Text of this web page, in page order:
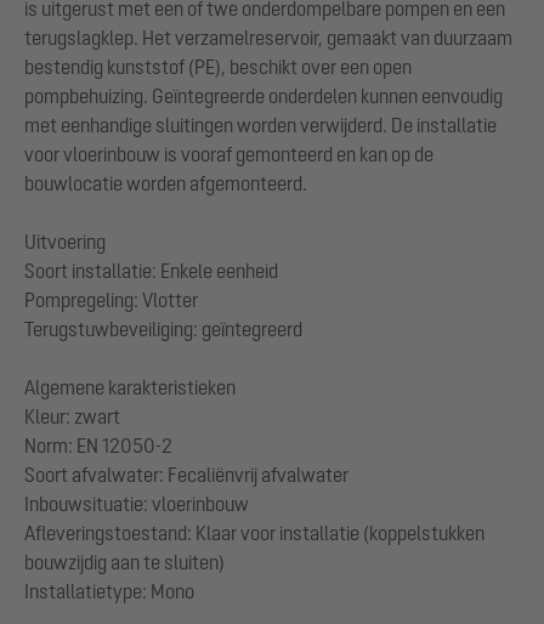
is uitgerust met een of twe onderdompelbare pompen en een
terugslagklep. Het verzamelreservoir, gemaakt van duurzaam
bestendig kunststof (PE), beschikt over een open
pompbehuizing. Geïntegreerde onderdelen kunnen eenvoudig
met eenhandige sluitingen worden verwijderd. De installatie
voor vloerinbouw is vooraf gemonteerd en kan op de
bouwlocatie worden afgemonteerd.
Uitvoering
Soort installatie: Enkele eenheid
Pompregeling: Vlotter
Terugstuwbeveiliging: geïntegreerd
Algemene karakteristieken
Kleur: zwart
Norm: EN 12050-2
Soort afvalwater: Fecaliënvrij afvalwater
Inbouwsituatie: vloerinbouw
Afleveringstoestand: Klaar voor installatie (koppelstukken
bouwzijdig aan te sluiten)
Installatietype: Mono